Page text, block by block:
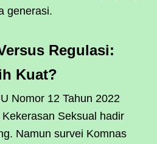
generasi.
Regulasi:
Kuat?
Nomor 12 Tahun 2022
Seksual hadir
Namun survei Komnas